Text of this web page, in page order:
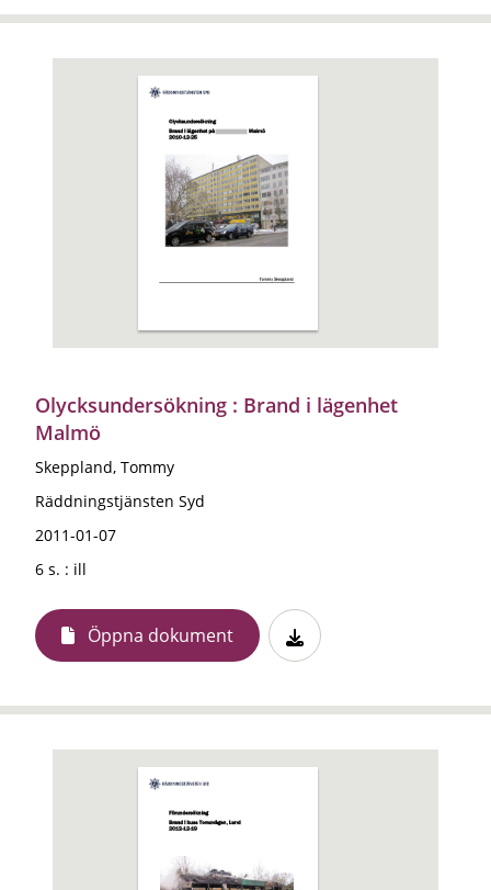
Olycksundersökning : Brand i lägenhet
Malmö
Skeppland, Tommy
Räddningstjänsten Syd
2011-01-07
6 s. : ill
Öppna dokument